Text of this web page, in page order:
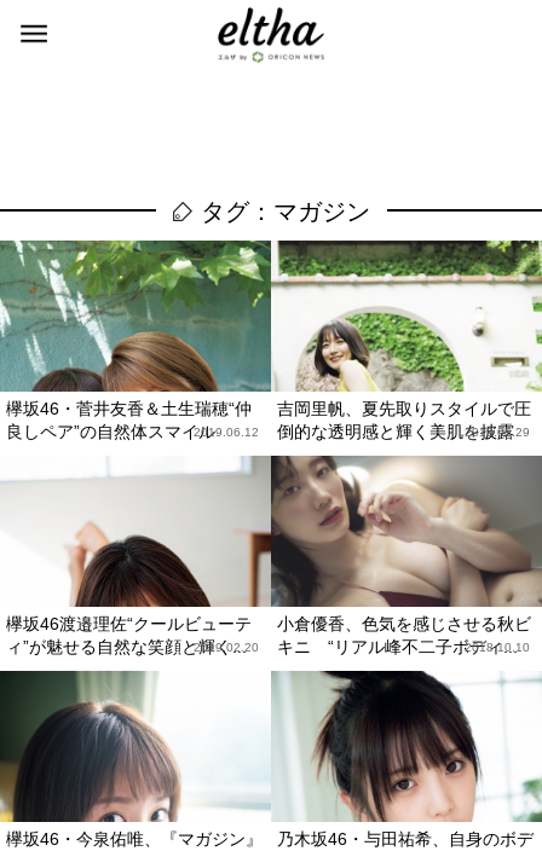
タグ：マガジン
欅坂46・菅井友香＆土生瑞穂“仲
良しペア”の自然体スマイル2019.06.12
吉岡里帆、夏先取りスタイルで圧
倒的な透明感と輝く美肌を披露
2019.05.29
欅坂46渡邉理佐“クールビューテ
ィ”が魅せる自然な笑顔と輝く...
2019.02.20
小倉優香、色気を感じさせる秋ビ
キニ “リアル峰不二子ボディ...
2018.10.10
欅坂46・今泉佑唯、『マガジン』
乃木坂46・与田祐希、自身のボデ